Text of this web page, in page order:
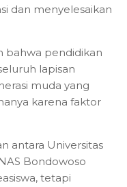
dan menyelesaikan
bahwa pendidikan
lapisan
muda yang
karena faktor
antara Universitas
Bondowoso
tetapi